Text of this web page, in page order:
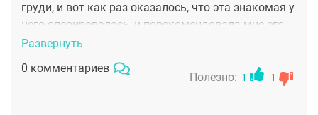
груди, и вот как раз оказалось, что эта знакомая у
него оперировалась, и порекомендовала мне его.
По итогам моей консультации у этого доктора я
И все вышло отлично. Размер и форму груди,
Развернуть
0 комментариев
Полезно: 1 -1